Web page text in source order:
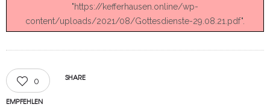
"https://kefferhausen.online/wp-
content/uploads/2021/08/Gottesdienste-29.08.21.pdf".
0
EMPFEHLEN
SHARE